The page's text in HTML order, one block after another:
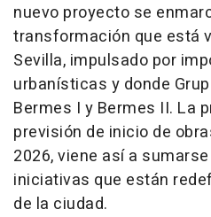
nuevo proyecto se
transformación que está
Sevilla, impulsado por
urbanísticas y donde
Bermes I y Bermes II. La
previsión de inicio de
2026, viene así a
iniciativas que están
de la ciudad.